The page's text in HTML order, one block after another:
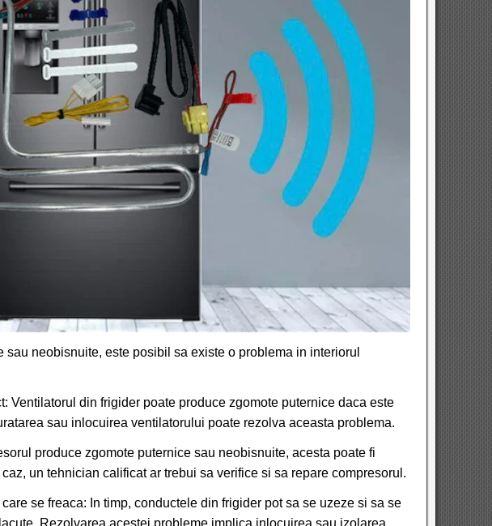
neobisnuite, este posibil sa existe o problema in interiorul
Ventilatorul din frigider poate produce zgomote puternice daca este
sau inlocuirea ventilatorului poate rezolva aceasta problema.
produce zgomote puternice sau neobisnuite, acesta poate fi
un tehnician calificat ar trebui sa verifice si sa repare compresorul.
se freaca: In timp, conductele din frigider pot sa se uzeze si sa se
Rezolvarea acestei probleme implica inlocuirea sau izolarea